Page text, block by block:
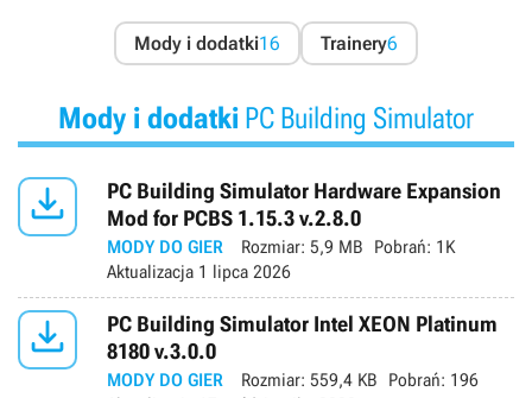
Mody i dodatki16 Trainery6
Mody i dodatki PC Building Simulator

PC Building Simulator Hardware Expansion
Mod for PCBS 1.15.3 v.2.8.0
MODY DO GIER Rozmiar: 5,9 MB Pobrań: 1K
Aktualizacja 1 lipca 2026

PC Building Simulator Intel XEON Platinum
8180 v.3.0.0
MODY DO GIER Rozmiar: 559,4 KB Pobrań: 196